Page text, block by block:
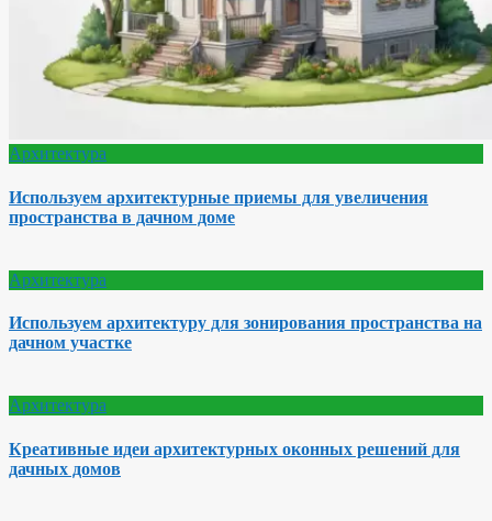
Архитектура
Используем архитектурные приемы для увеличения
пространства в дачном доме
Архитектура
Используем архитектуру для зонирования пространства на
дачном участке
Архитектура
Креативные идеи архитектурных оконных решений для
дачных домов